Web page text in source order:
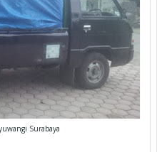
Surabaya